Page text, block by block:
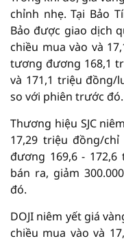
chỉnh nhẹ. Tại Bảo
Bảo được giao dịch
chiều mua vào và
tương đương 168,1
và 171,1 triệu đồng/
so với phiên trước đó.
Thương hiệu SJC
17,29 triệu đồng/
đương 169,6 -
bán ra, giảm
đó.
DOJI niêm yết giá
chiều mua vào và